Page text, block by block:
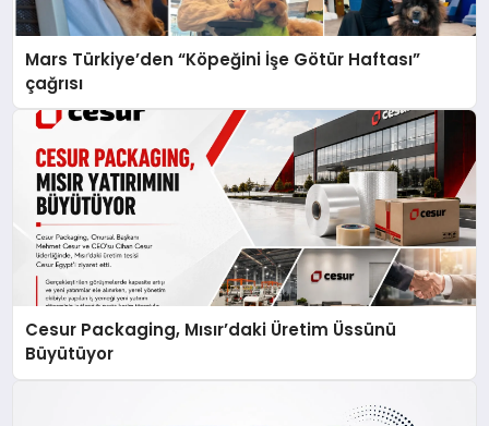
Mars Türkiye’den “Köpeğini İşe Götür Haftası”
çağrısı
Cesur Packaging, Mısır’daki Üretim Üssünü
Büyütüyor